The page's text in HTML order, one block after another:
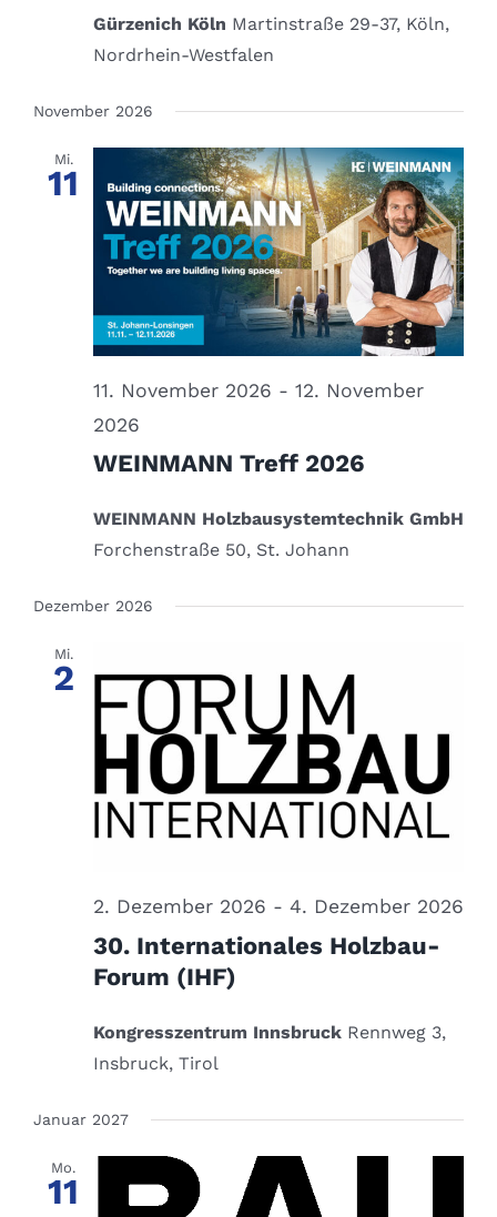
Gürzenich Köln Martinstraße 29-37, Köln,
Nordrhein-Westfalen
November 2026
Mi.
11
11. November 2026 - 12. November
2026
WEINMANN Treff 2026
WEINMANN Holzbausystemtechnik GmbH
Forchenstraße 50, St. Johann
Dezember 2026
Mi.
2
2. Dezember 2026 - 4. Dezember 2026
30. Internationales Holzbau-
Forum (IHF)
Kongresszentrum Innsbruck Rennweg 3,
Insbruck, Tirol
Januar 2027
Mo.
11